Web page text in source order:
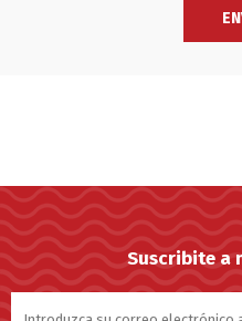
Suscribite a